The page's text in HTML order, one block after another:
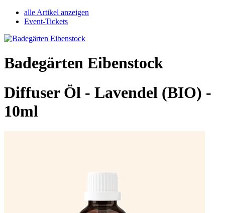
alle Artikel anzeigen
Event-Tickets
Badegärten Eibenstock
Diffuser Öl - Lavendel (BIO) -
10ml